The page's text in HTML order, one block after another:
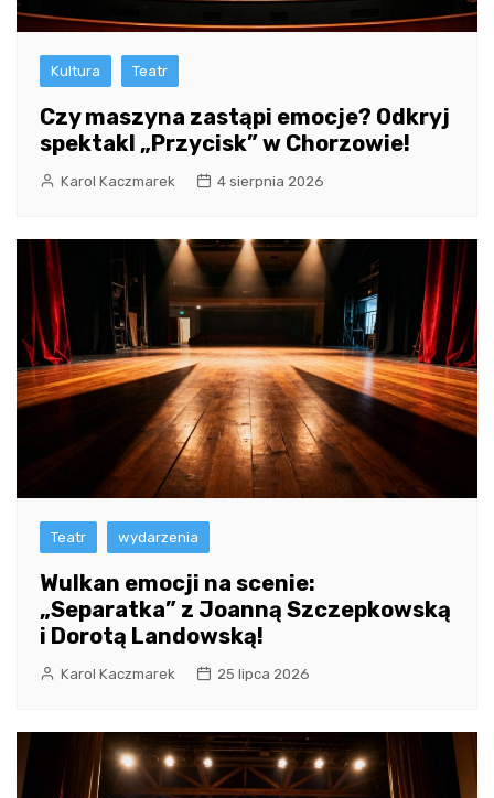
Kultura Teatr
Czy maszyna zastąpi emocje? Odkryj
spektakl „Przycisk” w Chorzowie!
Karol Kaczmarek 4 sierpnia 2026
Teatr wydarzenia
Wulkan emocji na scenie:
„Separatka” z Joanną Szczepkowską
i Dorotą Landowską!
Karol Kaczmarek 25 lipca 2026